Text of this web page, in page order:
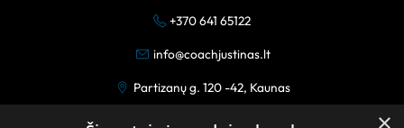
+370 641 65122
info@coachjustinas.lt
Partizanų g. 120 -42, Kaunas